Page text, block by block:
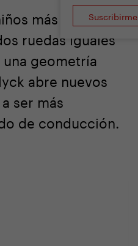
Suscribirme
más grandes
ruedas iguales
geometría
abre nuevos
ser más
de conducción.